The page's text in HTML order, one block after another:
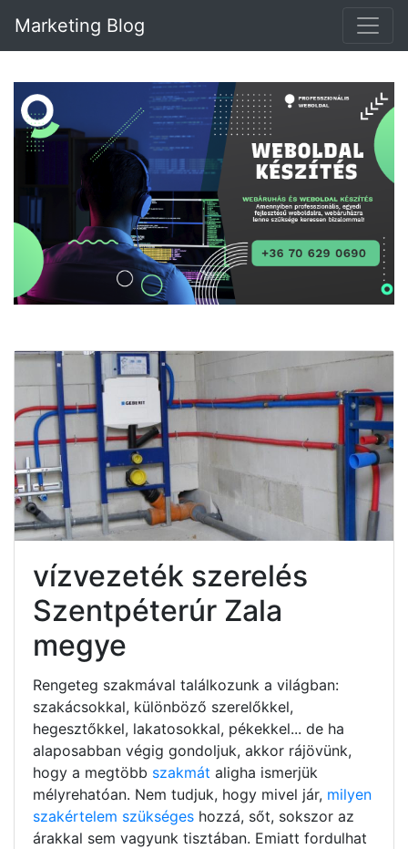
Marketing Blog
vízvezeték szerelés
Szentpéterúr Zala
megye
Rengeteg szakmával találkozunk a világban:
szakácsokkal, különböző szerelőkkel,
hegesztőkkel, lakatosokkal, pékekkel... de ha
alaposabban végig gondoljuk, akkor rájövünk,
hogy a megtöbb szakmát aligha ismerjük
mélyrehatóan. Nem tudjuk, hogy mivel jár, milyen
szakértelem szükséges hozzá, sőt, sokszor az
árakkal sem vagyunk tisztában. Emiatt fordulhat